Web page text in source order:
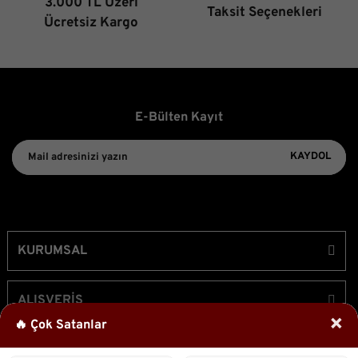
🔥 Çok Satanlar ×
Ücretsiz Kargo
Taksit Seçenekleri
E-Bülten Kayıt
KAYDOL
KURUMSAL
ALIŞVERİŞ
ÜYELİK